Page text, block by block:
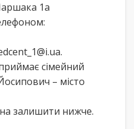
1а
сімейний
– місто
залишити нижче.